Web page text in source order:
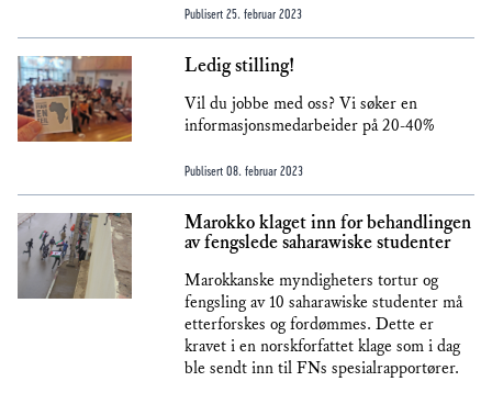
Publisert 25. februar 2023
Ledig stilling!
Vil du jobbe med oss? Vi søker en
informasjonsmedarbeider på 20-40%
Publisert 08. februar 2023
Marokko klaget inn for behandlingen
av fengslede saharawiske studenter
Marokkanske myndigheters tortur og
fengsling av 10 saharawiske studenter må
etterforskes og fordømmes. Dette er
kravet i en norskforfattet klage som i dag
ble sendt inn til FNs spesialrapportører.